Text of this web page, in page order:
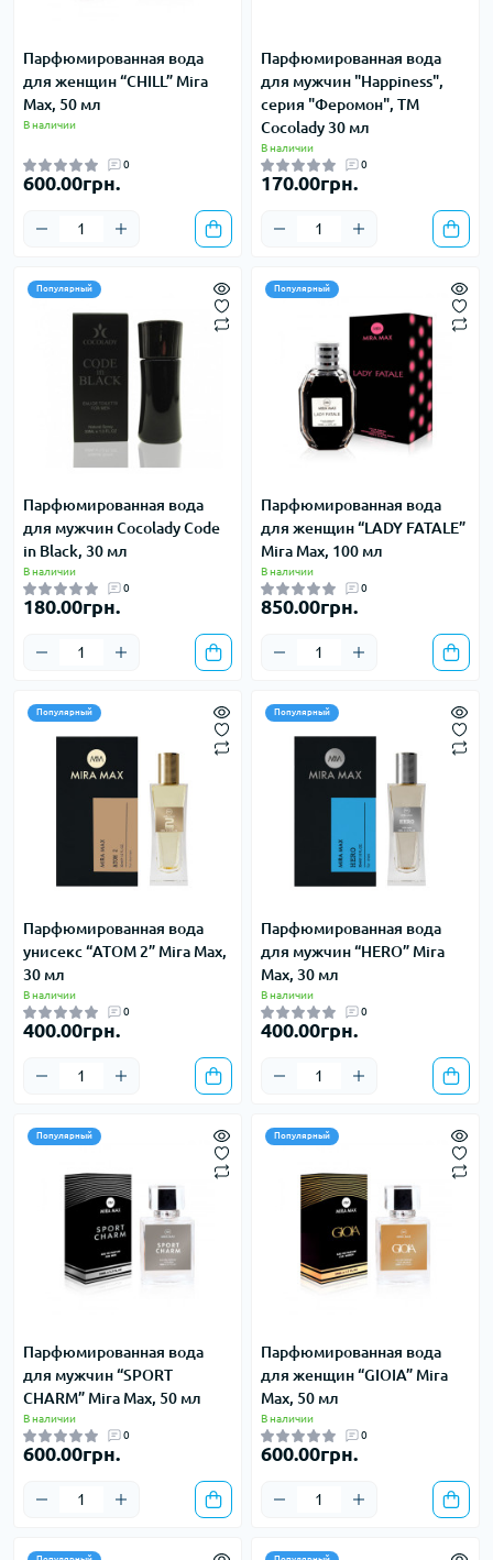
Парфюмированная вода
для женщин “CHILL” Mira
Max, 50 мл
В наличии
0
600.00грн.
Парфюмированная вода
для мужчин "Happiness",
серия "Феромон", ТМ
Cocolady 30 мл
В наличии
0
170.00грн.
Популярный
Парфюмированная вода
для мужчин Cocolady Code
in Black, 30 мл
В наличии
0
180.00грн.
Популярный
Парфюмированная вода
для женщин “LADY FATALE”
Mira Max, 100 мл
В наличии
0
850.00грн.
Популярный
Парфюмированная вода
унисекс “ATOM 2” Mira Max,
30 мл
В наличии
0
400.00грн.
Популярный
Парфюмированная вода
для мужчин “HERO” Mira
Max, 30 мл
В наличии
0
400.00грн.
Популярный
Парфюмированная вода
для мужчин “SPORT
CHARM” Mira Max, 50 мл
В наличии
0
600.00грн.
Популярный
Парфюмированная вода
для женщин “GIOIA” Mira
Max, 50 мл
В наличии
0
600.00грн.